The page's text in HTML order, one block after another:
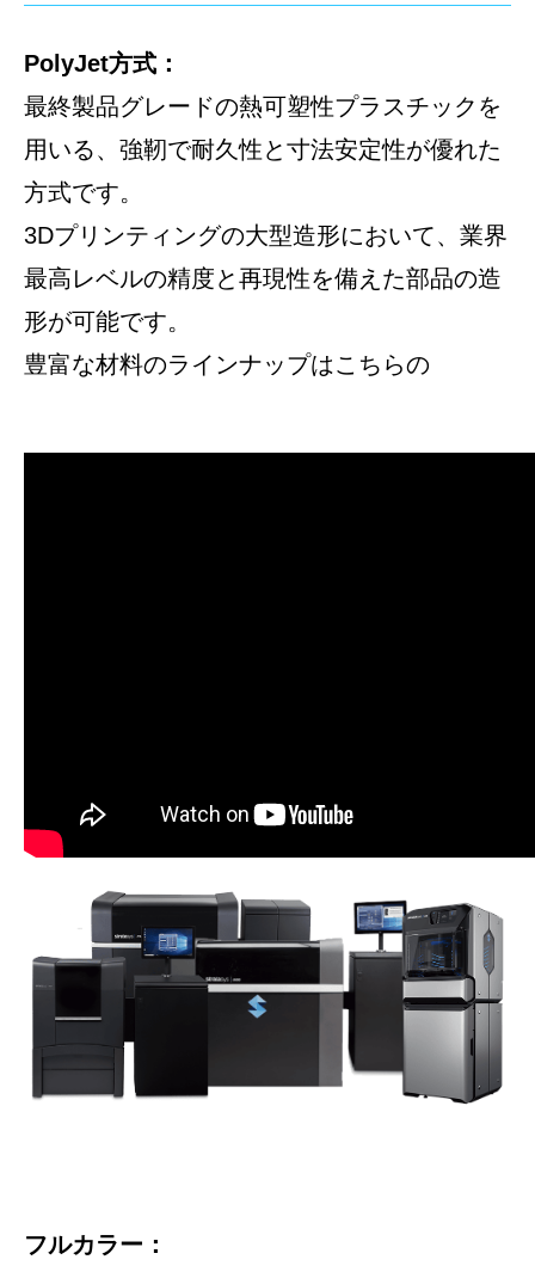
PolyJet方式：
最終製品グレードの熱可塑性プラスチックを
用いる、強靭で耐久性と寸法安定性が優れた
方式です。
3Dプリンティングの大型造形において、業界
最高レベルの精度と再現性を備えた部品の造
形が可能です。
豊富な材料のラインナップはこちらの
フルカラー：